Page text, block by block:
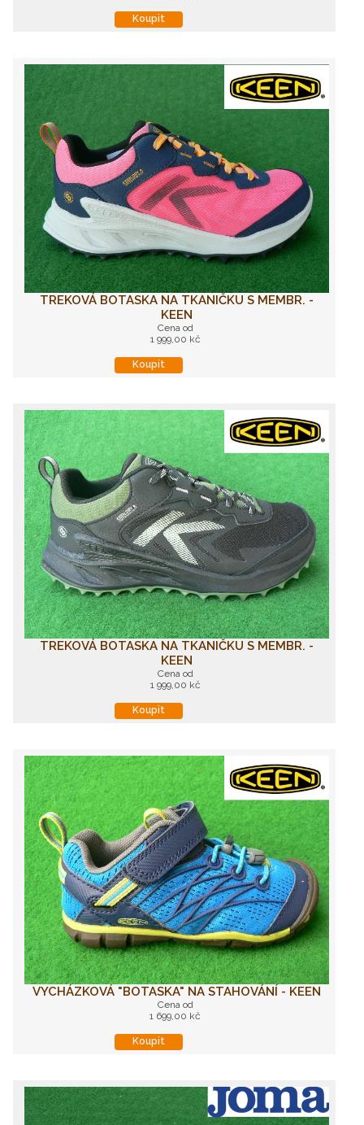
Koupit
TREKOVÁ BOTASKA NA TKANIČKU S MEMBR. -
KEEN
Cena od
1 999,00 kč
Koupit
TREKOVÁ BOTASKA NA TKANIČKU S MEMBR. -
KEEN
Cena od
1 999,00 kč
Koupit
VYCHÁZKOVÁ "BOTASKA" NA STAHOVÁNÍ - KEEN
Cena od
1 699,00 kč
Koupit